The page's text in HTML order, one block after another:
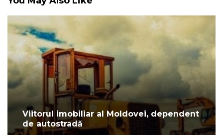
Viitorul imobiliar al Moldovei, dependent
de autostradă